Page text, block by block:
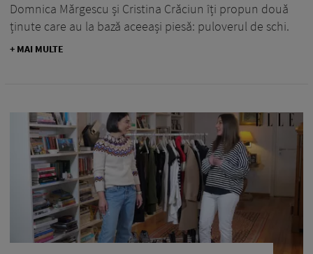
Domnica Mărgescu și Cristina Crăciun îți propun două
ținute care au la bază aceeași piesă: puloverul de schi.
+ MAI MULTE